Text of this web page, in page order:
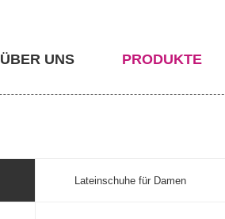
ÜBER UNS PRODUKTE
Lateinschuhe für Damen